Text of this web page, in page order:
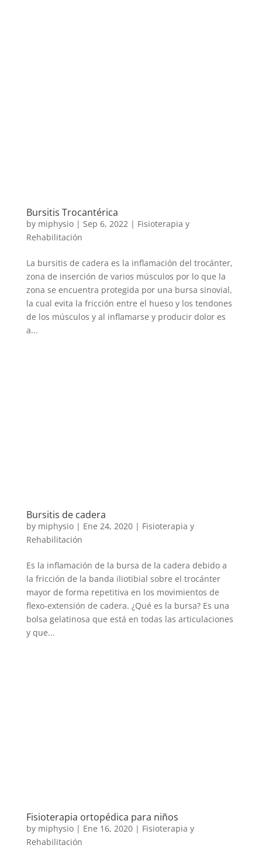
Bursitis Trocantérica
by miphysio| Sep 6, 2022| Fisioterapia y
Rehabilitación
La bursitis de cadera es la inflamación del trocánter,
zona de inserción de varios músculos por lo que la
zona se encuentra protegida por una bursa sinovial,
la cual evita la fricción entre el hueso y los tendones
de los músculos y al inflamarse y producir dolor es
a...
Bursitis de cadera
by miphysio| Ene 24, 2020| Fisioterapia y
Rehabilitación
Es la inflamación de la bursa de la cadera debido a
la fricción de la banda iliotibial sobre el trocánter
mayor de forma repetitiva en los movimientos de
flexo-extensión de cadera. ¿Qué es la bursa? Es una
bolsa gelatinosa que está en todas las articulaciones
y que...
Fisioterapia ortopédica para niños
by miphysio| Ene 16, 2020| Fisioterapia y
Rehabilitación